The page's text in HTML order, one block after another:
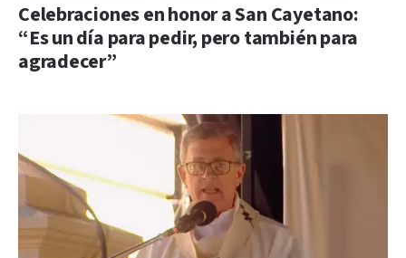
Celebraciones en honor a San Cayetano:
“Es un día para pedir, pero también para
agradecer”